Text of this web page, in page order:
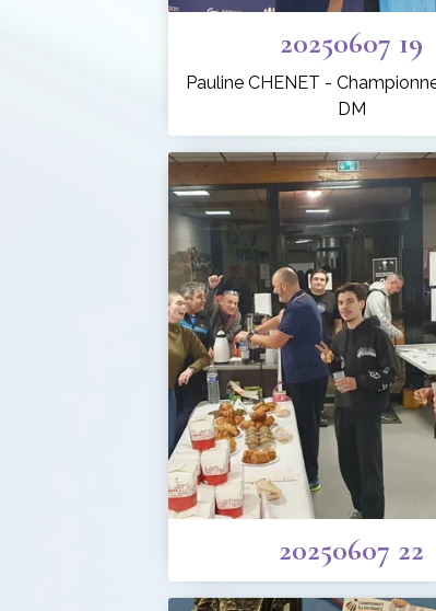
20250607 19
Pauline CHENET -
DM
20250607 22